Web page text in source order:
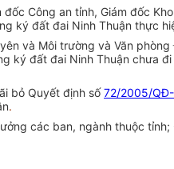
Công an tỉnh, Giám đốc
ký đất đai Ninh Thuận thực
và Môi trường và Văn
ký đất đai Ninh Thuận
bỏ Quyết định số72/2005/
.
các ban, ngành thuộc tỉnh;